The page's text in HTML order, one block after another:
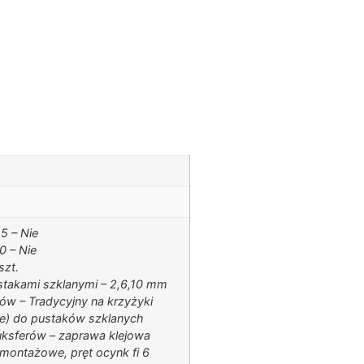
– Nie
– Nie
szklanymi – 2,6,10 mm
– Tradycyjny na krzyżyki
do pustaków szklanych
– zaprawa klejowa
pręt ocynk fi 6